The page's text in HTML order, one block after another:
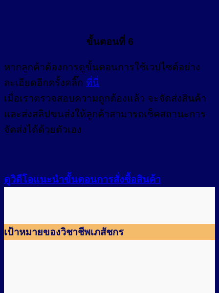
ขั้นตอนที่ 6
หากลูกค้าต้องการดูขั้นตอนการใช้เวปไซต์อย่าง
ละเอียดอีกครั้งคลิ๊ก ที่นี่
เมื่อเราตรวจสอบความถูกต้องแล้ว จะจัดส่งสินค้า
และส่งสลิปขนส่งให้ลูกค้าสามารถเช็คสถานะการ
จัดส่งได้ด้วยตัวเอง
ดูวิดีโอแนะนำขั้นตอนการสั่งซื้อสินค้า
เป้าหมายของวิชาชีพเภสัชกร